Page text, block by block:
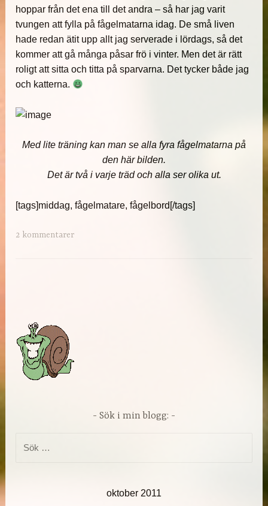
hoppar från det ena till det andra – så har jag varit
tvungen att fylla på fågelmatarna idag. De små liven
hade redan ätit upp allt jag serverade i lördags, så det
kommer att gå många påsar frö i vinter. Men det är rätt
roligt att sitta och titta på sparvarna. Det tycker både jag
och katterna.
Med lite träning kan man se alla fyra fågelmatarna på
den här bilden.
Det är två i varje träd och alla ser olika ut.
[tags]middag, fågelmatare, fågelbord[/tags]
2 kommentarer
Sök i min blogg:
oktober 2011